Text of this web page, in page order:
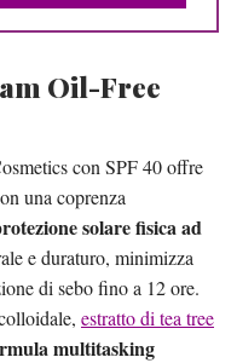
Oil-Free
con SPF 40 offre
una coprenza
solare fisica ad
e duraturo, minimizza
di sebo fino a 12 ore.
estratto di tea tree
multitasking